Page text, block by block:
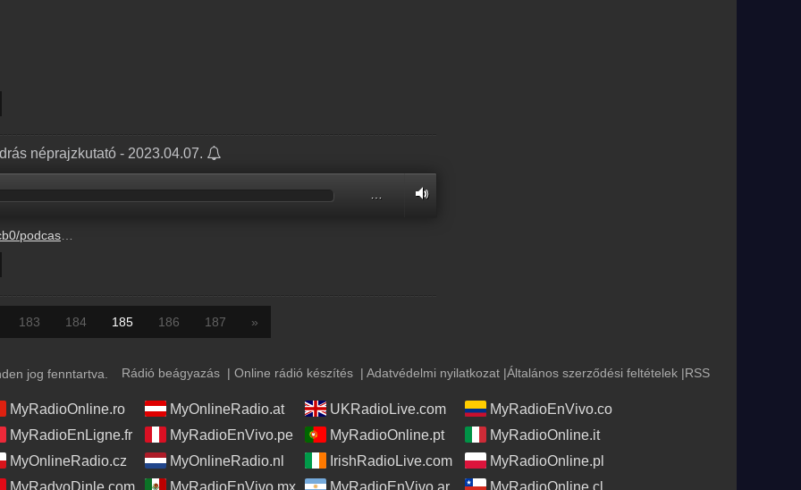
néprajzkutató - 2023.04.07.
809d-f3f4-3fe1-c03e011aa2ba.mp3
183 184 185 186 187 »
jog fenntartva. Rádió beágyazás | Online rádió készítés | Adatvédelmi nyilatkozat |Általános szerződési feltételek |RSS
MyRadioOnline.ro MyOnlineRadio.at UKRadioLive.com
MyRadioEnVivo.co
MyRadioEnLigne.fr
MyRadioEnVivo.pe MyRadioOnline.pt
MyRadioOnline.it
MyOnlineRadio.cz
MyOnlineRadio.nl IrishRadioLive.com
MyRadioOnline.pl